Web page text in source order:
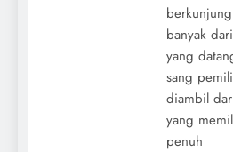
banyak
yang
sang
diambil
yang
penuh